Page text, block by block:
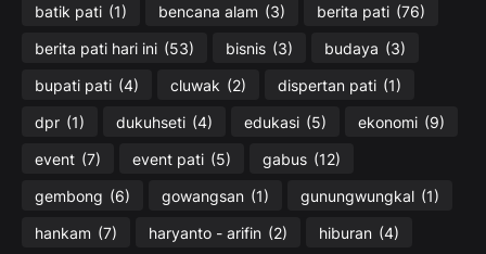
batik pati (1) bencana alam (3) berita pati (76)
berita pati hari ini (53) bisnis (3) budaya (3)
bupati pati (4) cluwak (2) dispertan pati (1)
dpr (1) dukuhseti (4) edukasi (5) ekonomi (9)
event (7) event pati (5) gabus (12)
gembong (6) gowangsan (1) gunungwungkal (1)
hankam (7) haryanto - arifin (2) hiburan (4)